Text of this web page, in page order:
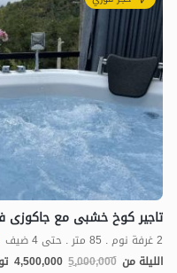
تاجیر کوخ خشبی مع جاکوزی
2 غرفة نوم . 85 متر . حتى 4 ضيف
الليلة من 5,000,000
4,500,000